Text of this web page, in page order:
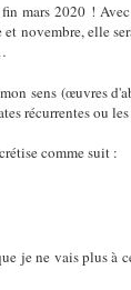
mars 2020 !
novembre, elle
sens (œuvres
récurrentes ou
comme suit :
je ne vais plus à